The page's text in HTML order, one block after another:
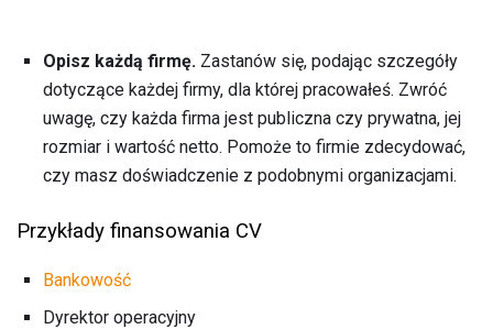
Opisz każdą firmę. Zastanów się, podając szczegóły
dotyczące każdej firmy, dla której pracowałeś. Zwróć
uwagę, czy każda firma jest publiczna czy prywatna, jej
rozmiar i wartość netto. Pomoże to firmie zdecydować,
czy masz doświadczenie z podobnymi organizacjami.
Przykłady finansowania CV
Bankowość
Dyrektor operacyjny